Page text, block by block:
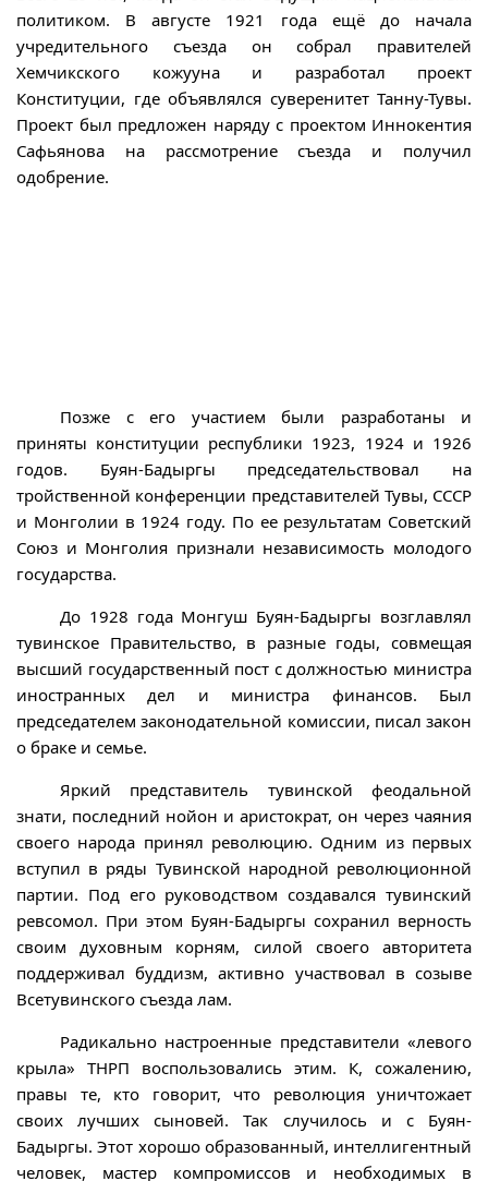
политиком. В августе 1921 года ещё до начала
учредительного съезда он собрал правителей
Хемчикского кожууна и разработал проект
Конституции, где объявлялся суверенитет Танну-Тувы.
Проект был предложен наряду с проектом Иннокентия
Сафьянова на рассмотрение съезда и получил
одобрение.
Позже с его участием были разработаны и
приняты конституции республики 1923, 1924 и 1926
годов. Буян-Бадыргы председательствовал на
тройственной конференции представителей Тувы, СССР
и Монголии в 1924 году. По ее результатам Советский
Союз и Монголия признали независимость молодого
государства.
До 1928 года Монгуш Буян-Бадыргы возглавлял
тувинское Правительство, в разные годы, совмещая
высший государственный пост с должностью министра
иностранных дел и министра финансов. Был
председателем законодательной комиссии, писал закон
о браке и семье.
Яркий представитель тувинской феодальной
знати, последний нойон и аристократ, он через чаяния
своего народа принял революцию. Одним из первых
вступил в ряды Тувинской народной революционной
партии. Под его руководством создавался тувинский
ревсомол. При этом Буян-Бадыргы сохранил верность
своим духовным корням, силой своего авторитета
поддерживал буддизм, активно участвовал в созыве
Всетувинского съезда лам.
Радикально настроенные представители «левого
крыла» ТНРП воспользовались этим. К, сожалению,
правы те, кто говорит, что революция уничтожает
своих лучших сыновей. Так случилось и с Буян-
Бадыргы. Этот хорошо образованный, интеллигентный
человек, мастер компромиссов и необходимых в